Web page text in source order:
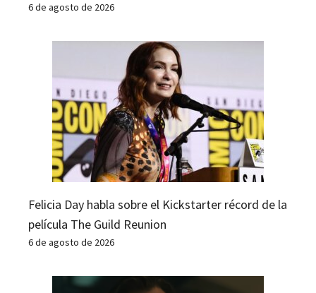
6 de agosto de 2026
Felicia Day habla sobre el Kickstarter récord de la
película The Guild Reunion
6 de agosto de 2026